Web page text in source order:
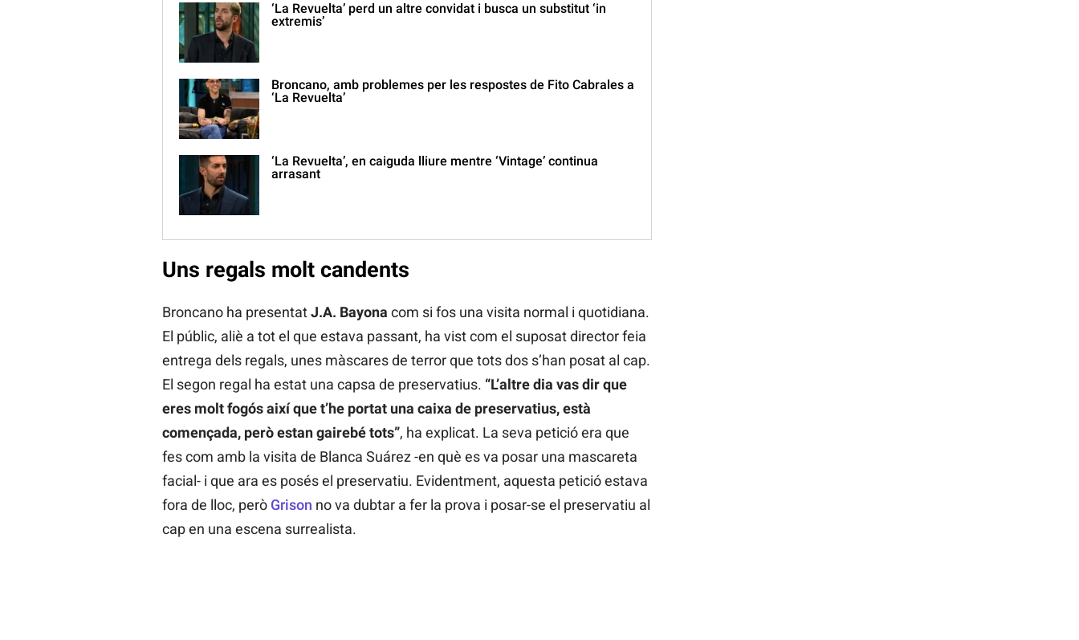
‘La Revuelta’ perd un altre convidat i busca un substitut ‘in
extremis’
Broncano, amb problemes per les respostes de Fito Cabrales a
‘La Revuelta’
‘La Revuelta’, en caiguda lliure mentre ‘Vintage’ continua
arrasant
Uns regals molt candents
Broncano ha presentatJ.A. Bayona com si fos una visita normal i quotidiana.
El públic, aliè a tot el que estava passant, ha vist com el suposat director feia
entrega dels regals, unes màscares de terror que tots dos s’han posat al cap.
El segon regal ha estat una capsa de preservatius. “L’altre dia vas dir que
eres molt fogós així que t’he portat una caixa de preservatius, està
començada, però estan gairebé tots”, ha explicat. La seva petició era que
fes com amb la visita de Blanca Suárez -en què es va posar una mascareta
facial- i que ara es posés el preservatiu. Evidentment, aquesta petició estava
fora de lloc, però Grison no va dubtar a fer la prova i posar-se el preservatiu al
cap en una escena surrealista.